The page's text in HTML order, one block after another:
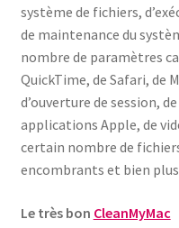
système de fichiers,
de maintenance du
nombre de paramètres
QuickTime, de Safari, de
d’ouverture de session,
applications Apple, de
certain nombre de
encombrants et bien
Le très bon CleanMyMac